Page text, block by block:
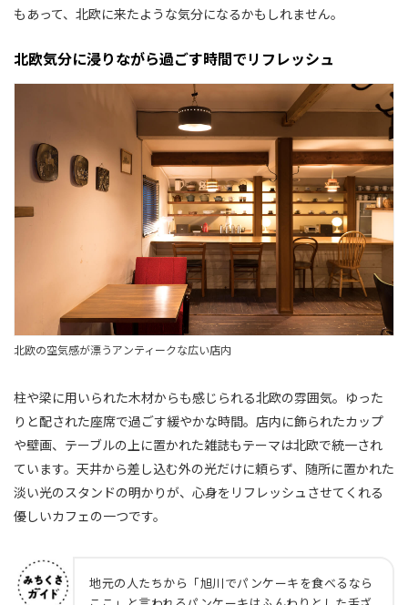
もあって、北欧に来たような気分になるかもしれません。
北欧気分に浸りながら過ごす時間でリフレッシュ
北欧の空気感が漂うアンティークな広い店内
柱や梁に用いられた木材からも感じられる北欧の雰囲気。ゆった
りと配された座席で過ごす緩やかな時間。店内に飾られたカップ
や壁画、テーブルの上に置かれた雑誌もテーマは北欧で統一され
ています。天井から差し込む外の光だけに頼らず、随所に置かれた
淡い光のスタンドの明かりが、心身をリフレッシュさせてくれる
優しいカフェの一つです。
地元の人たちから「旭川でパンケーキを食べるなら